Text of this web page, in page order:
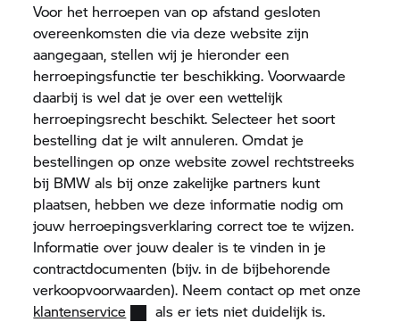
Voor het herroepen van op afstand gesloten
overeenkomsten die via deze website zijn
aangegaan, stellen wij je hieronder een
herroepingsfunctie ter beschikking. Voorwaarde
daarbij is wel dat je over een wettelijk
herroepingsrecht beschikt. Selecteer het soort
bestelling dat je wilt annuleren. Omdat je
bestellingen op onze website zowel rechtstreeks
bij BMW als bij onze zakelijke partners kunt
plaatsen, hebben we deze informatie nodig om
jouw herroepingsverklaring correct toe te wijzen.
Informatie over jouw dealer is te vinden in je
contractdocumenten (bijv. in de bijbehorende
verkoopvoorwaarden). Neem contact op met onze
klantenservice
als er iets niet duidelijk is.